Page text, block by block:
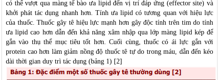
có thể vượt qua màng tế bào ưa lipid đến vị trí đáp ứng (effector site) và
khởi phát tác dụng nhanh hơn. Tính ưa lipid có tương quan với hiệu lực
của thuốc. Thuốc gây tê hiệu lực mạnh hơn gây độc tính trên tim do tính
ưa lipid cao hơn dẫn đến khả năng xâm nhập qua lớp màng lipid kép để
gắn vào thụ thể mục tiêu tốt hơn. Cuối cùng, thuốc có ái lực gắn với
protein cao hơn làm giảm nồng độ thuốc tê tự do trong máu, dẫn đến kéo
dài thời gian duy trì tác dụng (bảng 1) [2]